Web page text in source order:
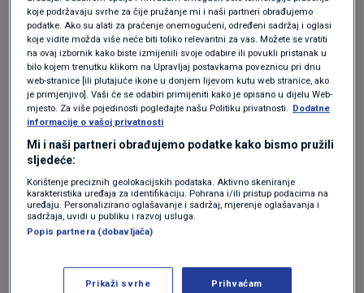
koje podržavaju svrhe za čije pružanje mi i naši partneri obrađujemo
podatke. Ako su alati za praćenje onemogućeni, određeni sadržaj i oglasi
koje vidite možda više neće biti toliko relevantni za vas. Možete se vratiti
na ovaj izbornik kako biste izmijenili svoje odabire ili povukli pristanak u
bilo kojem trenutku klikom na Upravljaj postavkama poveznicu pri dnu
web-stranice [ili plutajuće ikone u donjem lijevom kutu web stranice, ako
je primjenjivo]. Vaši će se odabiri primijeniti kako je opisano u dijelu Web-
mjesto. Za više pojedinosti pogledajte našu Politiku privatnosti. Dodatne
informacije o vašoj privatnosti
Mi i naši partneri obrađujemo podatke kako bismo pružili
sljedeće:
Korištenje preciznih geolokacijskih podataka. Aktivno skeniranje
karakteristika uređaja za identifikaciju. Pohrana i/ili pristup podacima na
uređaju. Personalizirano oglašavanje i sadržaj, mjerenje oglašavanja i
sadržaja, uvidi u publiku i razvoj usluga.
Popis partnera (dobavljača)
Prikaži svrhe Prihvaćam